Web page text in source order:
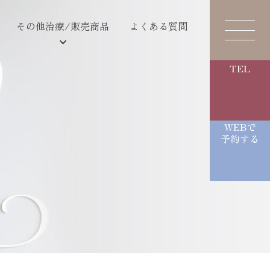
その他治療/販売商品 よくある質問
TEL
WEBで
予約する